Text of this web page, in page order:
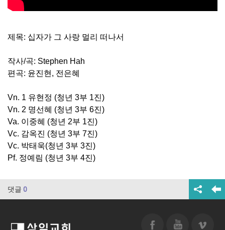
제목: 십자가 그 사랑 멀리 떠나서
작사/곡: Stephen Hah
편곡: 윤진현, 전은혜
Vn. 1 유현정 (청년 3부 1진)
Vn. 2 명선혜 (청년 3부 6진)
Va. 이중혜 (청년 2부 1진)
Vc. 감옥진 (청년 3부 7진)
Vc. 박태욱(청년 3부 3진)
Pf. 정예림 (청년 3부 4진)
댓글 0